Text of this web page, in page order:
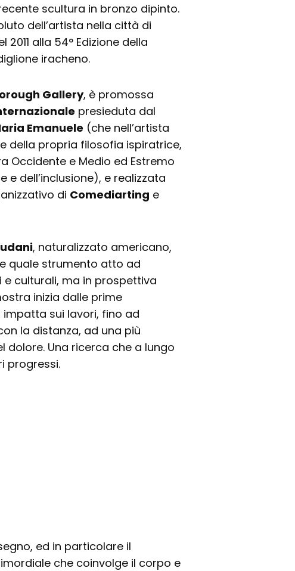
scultura in bronzo dipinto.
dell’artista nella città di
alla 54° Edizione della
iracheno.
Gallery, è promossa
presieduta dal
Emanuele (che nell’artista
della propria filosofia ispiratrice,
Occidente e Medio ed Estremo
e dell’inclusione), e realizzata
di Comediarting e
, naturalizzato americano,
quale strumento atto ad
culturali, ma in prospettiva
inizia dalle prime
impatta sui lavori, fino ad
la distanza, ad una più
Una ricerca che a lungo
progressi.
ed in particolare il
che coinvolge il corpo e